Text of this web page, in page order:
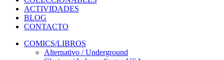
ACTIVIDADES
BLOG
CONTACTO
COMICS/LIBROS
Alternativo / Underground